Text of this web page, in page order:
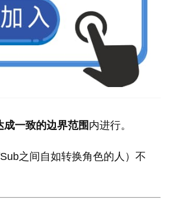
成一致的边界范围 内进行。
Sub之间自如转换角色的人）不